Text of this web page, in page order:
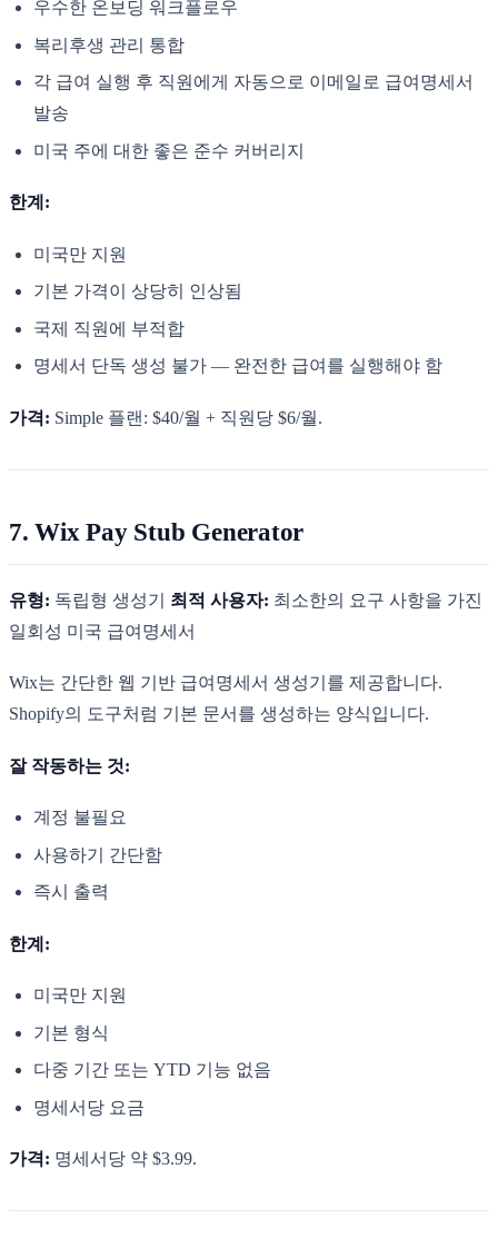
우수한 온보딩 워크플로우
복리후생 관리 통합
각 급여 실행 후 직원에게 자동으로 이메일로 급여명세서
발송
미국 주에 대한 좋은 준수 커버리지
한계:
미국만 지원
기본 가격이 상당히 인상됨
국제 직원에 부적합
명세서 단독 생성 불가 — 완전한 급여를 실행해야 함
가격: Simple 플랜: $40/월 + 직원당 $6/월.
7. Wix Pay Stub Generator
유형: 독립형 생성기 최적 사용자: 최소한의 요구 사항을 가진
일회성 미국 급여명세서
Wix는 간단한 웹 기반 급여명세서 생성기를 제공합니다.
Shopify의 도구처럼 기본 문서를 생성하는 양식입니다.
잘 작동하는 것:
계정 불필요
사용하기 간단함
즉시 출력
한계:
미국만 지원
기본 형식
다중 기간 또는 YTD 기능 없음
명세서당 요금
가격: 명세서당 약 $3.99.